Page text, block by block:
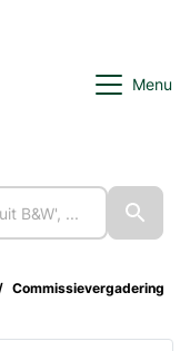
Menu
Commissievergadering